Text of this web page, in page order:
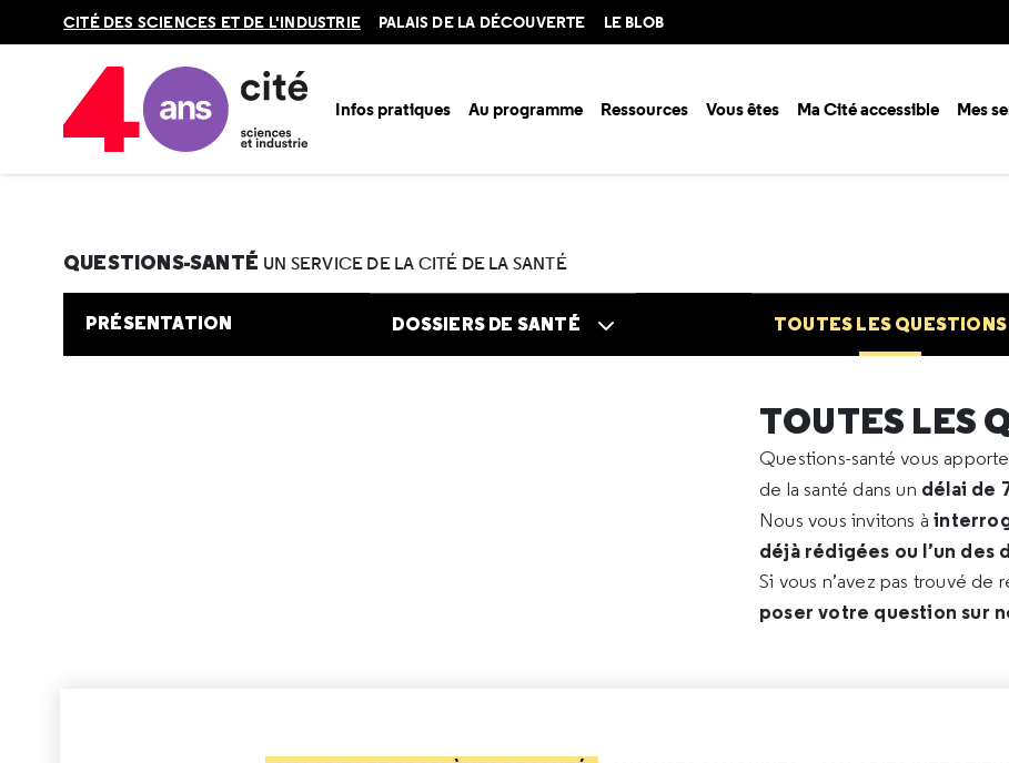
en
CITÉ DES SCIENCES ET DE L'INDUSTRIE PALAIS DE LA DÉCOUVERTE LE BLOB
Infos pratiques Au programme Ressources Vous êtes Ma Cité accessible Mes
Accueil Au programme
QUESTIONS-SANTÉ UN SERVICE DE LA CITÉ DE LA SANTÉ
PRÉSENTATION DOSSIERS DE SANTÉ TOUTES LES QUESTIONS
TOUTES LES
Questions-santé vous
de la santé dans un délai de
Nous vous invitons à
déjà rédigées ou l’un des
Si vous n’avez pas trouvé de
poser votre question sur